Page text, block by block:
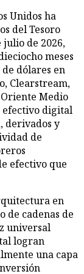
Unidos ha
del Tesoro
de 2026,
meses
dólares en
Clearstream,
Medio
efectivo digital
derivados y
de
efectivo que
en
de cadenas de
universal
logran
una capa